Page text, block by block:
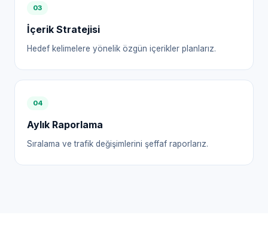
03
İçerik Stratejisi
Hedef kelimelere yönelik özgün içerikler planlarız.
04
Aylık Raporlama
Sıralama ve trafik değişimlerini şeffaf raporlarız.